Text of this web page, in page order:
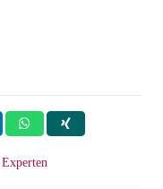
Experten